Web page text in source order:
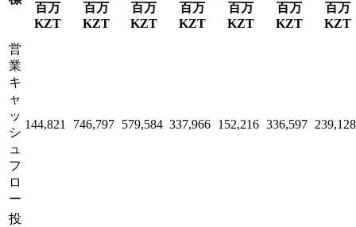
百万
KZT
百万
KZT
百万
KZT
百万
KZT
百万
KZT
百万
KZT
百万
KZT
営
業
キ
ャ
ッ
シ
ュ
フ
ロ
ー
144,821 746,797 579,584 337,966 152,216 336,597 239,128
投